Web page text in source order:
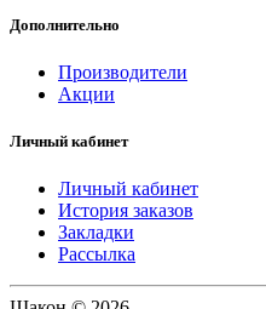
Дополнительно
Производители
Акции
Личный кабинет
Личный кабинет
История заказов
Закладки
Рассылка